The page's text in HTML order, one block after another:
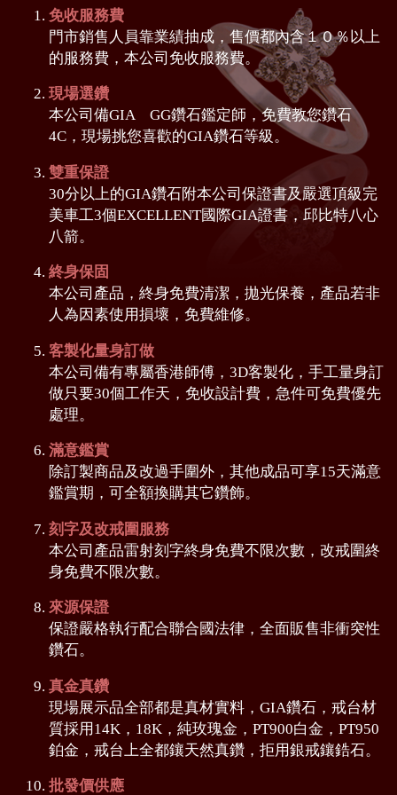
免收服務費
門市銷售人員靠業績抽成，售價都內含１０％以上
的服務費，本公司免收服務費。
現場選鑽
本公司備GIA GG鑽石鑑定師，免費教您鑽石
4C，現場挑您喜歡的GIA鑽石等級。
雙重保證
30分以上的GIA鑽石附本公司保證書及嚴選頂級完
美車工3個EXCELLENT國際GIA證書，邱比特八心
八箭。
終身保固
本公司產品，終身免費清潔，拋光保養，產品若非
人為因素使用損壞，免費維修。
客製化量身訂做
本公司備有專屬香港師傅，3D客製化，手工量身訂
做只要30個工作天，免收設計費，急件可免費優先
處理。
滿意鑑賞
除訂製商品及改過手圍外，其他成品可享15天滿意
鑑賞期，可全額換購其它鑽飾。
刻字及改戒圍服務
本公司產品雷射刻字終身免費不限次數，改戒圍終
身免費不限次數。
來源保證
保證嚴格執行配合聯合國法律，全面販售非衝突性
鑽石。
真金真鑽
現場展示品全部都是真材實料，GIA鑽石，戒台材
質採用14K，18K，純玫瑰金，PT900白金，PT950
鉑金，戒台上全都鑲天然真鑽，拒用銀戒鑲鋯石。
批發價供應